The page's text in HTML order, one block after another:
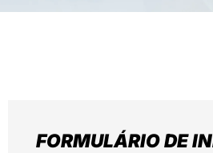
FORMULÁRIO DE